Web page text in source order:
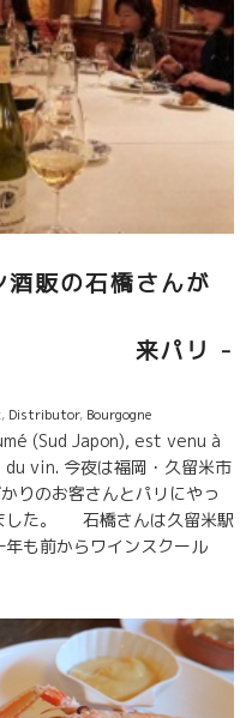
販の石橋さんが
リ -
, Distributor, Bourgogne
(Sud Japon), est venu à
vin. 今夜は福岡・久留米市
りのお客さんとパリにやっ
した。 石橋さんは久留米駅
も前からワインスクール
ールのお客さんと時々フラ
後にパリに来て、ブルゴー
一般のお客さんがボルドー
は、凄い時代になったもの
スクールの後の飲み会で、